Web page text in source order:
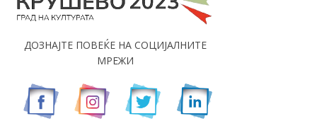
ДОЗНАЈТЕ ПОВЕЌЕ НА СОЦИЈАЛНИТЕ
МРЕЖИ